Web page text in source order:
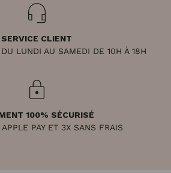
SERVICE CLIENT
LUNDI AU SAMEDI DE 10H À 18H
100% SÉCURISÉ
APPLE PAY ET 3X SANS FRAIS